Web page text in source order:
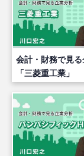
会計・財務で見
「三菱重工業」